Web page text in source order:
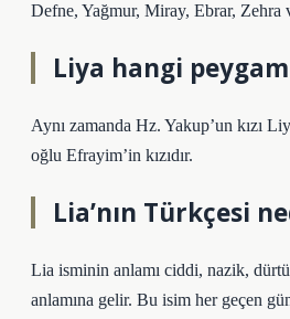
Defne, Yağmur, Miray, Ebrar, Zehra
Liya hangi
Aynı zamanda Hz. Yakup’un kızı
oğlu Efrayim’in kızıdır.
Lia’nın Türkçesi
Lia isminin anlamı ciddi, nazik,
anlamına gelir. Bu isim her geçen